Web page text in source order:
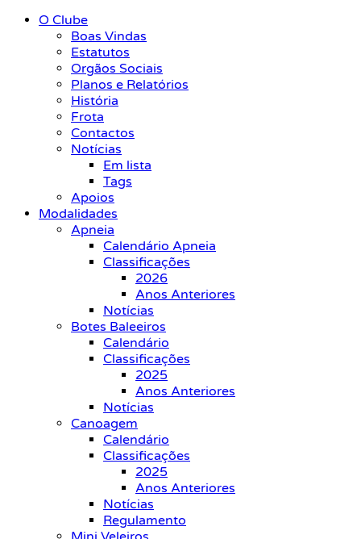
O Clube
Boas Vindas
Estatutos
Orgãos Sociais
Planos e Relatórios
História
Frota
Contactos
Notícias
Em lista
Tags
Apoios
Modalidades
Apneia
Calendário Apneia
Classificações
2026
Anos Anteriores
Notícias
Botes Baleeiros
Calendário
Classificações
2025
Anos Anteriores
Notícias
Canoagem
Calendário
Classificações
2025
Anos Anteriores
Notícias
Regulamento